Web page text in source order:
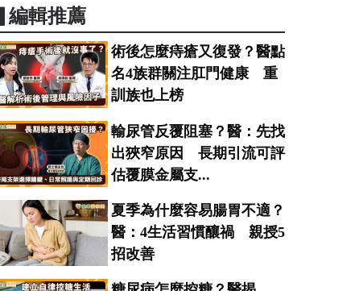
▋編輯推薦
術後怎麼痔瘡又復發？醫點
名4族群關注肛門健康 重
訓族也上榜
輸尿管反覆阻塞？醫：先找
出狹窄原因 長期引流可評
估覆膜金屬支...
夏季為什麼容易腸胃不適？
醫：4生活習慣釀禍 親授5
招改善